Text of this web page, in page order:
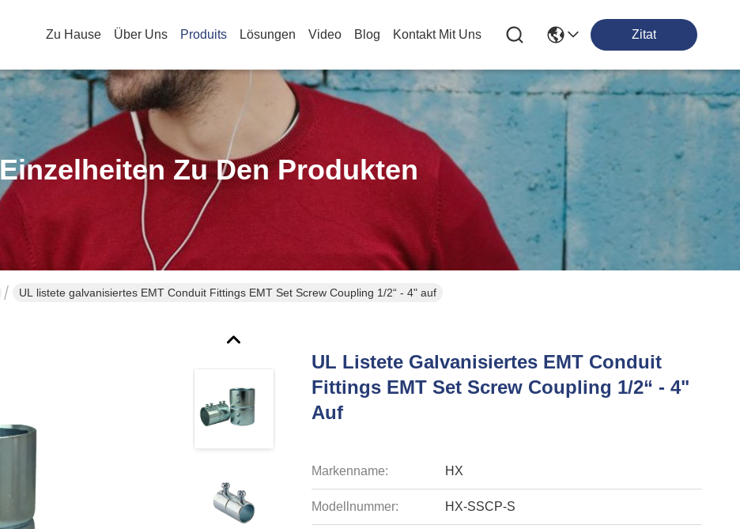
Zu Hause Über Uns Produits Lösungen Video Blog Kontakt Mit Uns Zitat
Einzelheiten Zu Den Produkten
UL listete galvanisiertes EMT Conduit Fittings EMT Set Screw Coupling 1/2“ - 4" auf
UL Listete Galvanisiertes EMT Conduit
Fittings EMT Set Screw Coupling 1/2“ - 4"
Auf
Markenname: HX
Modellnummer: HX-SSCP-S